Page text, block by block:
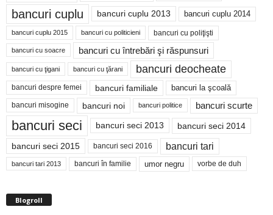
bancuri cuplu bancuri cuplu 2013 bancuri cuplu 2014
bancuri cuplu 2015 bancuri cu politicieni bancuri cu poliţişti
bancuri cu soacre bancuri cu întrebări şi răspunsuri
bancuri cu ţigani bancuri cu ţărani bancuri deocheate
bancuri despre femei bancuri familiale bancuri la şcoală
bancuri misogine bancuri noi bancuri politice bancuri scurte
bancuri seci bancuri seci 2013 bancuri seci 2014
bancuri seci 2015 bancuri seci 2016 bancuri tari
bancuri tari 2013 bancuri în familie umor negru vorbe de duh
Blogroll